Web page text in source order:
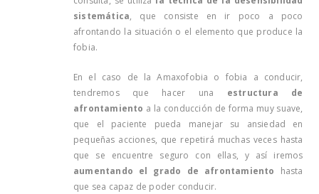
sistemática, que consiste en ir poco a poco
afrontando la situación o el elemento que produce la
fobia.
En el caso de la Amaxofobia o fobia a conducir,
tendremos que hacer una estructura de
afrontamiento a la conducción de forma muy suave,
que el paciente pueda manejar su ansiedad en
pequeñas acciones, que repetirá muchas veces hasta
que se encuentre seguro con ellas, y así iremos
aumentando el grado
de afrontamiento hasta
que sea capaz de poder conducir.